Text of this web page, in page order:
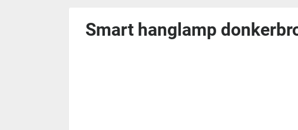
Smart hanglamp